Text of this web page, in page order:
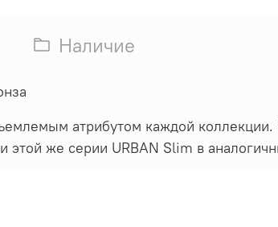
Наличие
атрибутом каждой коллекции.
же серии URBAN Slim в